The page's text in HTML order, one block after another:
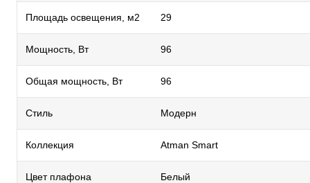
Площадь освещения, м2 29
Мощность, Вт 96
Общая мощность, Вт 96
Стиль Модерн
Коллекция Atman Smart
Цвет плафона Белый